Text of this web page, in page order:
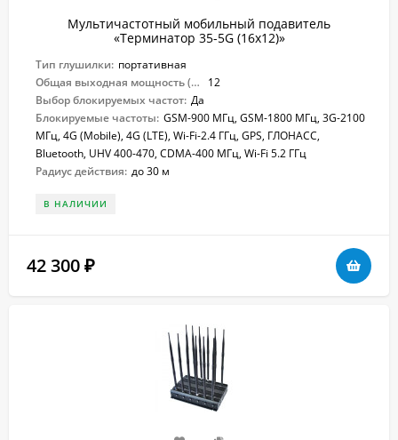
Мультичастотный мобильный подавитель
«Терминатор 35-5G (16х12)»
Тип глушилки: портативная
Общая выходная мощность (Вт):
12
Выбор блокируемых частот: Да
Блокируемые частоты: GSM-900 МГц, GSM-1800 МГц, 3G-2100
МГц, 4G (Mobile), 4G (LTE), Wi-Fi-2.4 ГГц, GPS, ГЛОНАСС,
Bluetooth, UHV 400-470, CDMA-400 МГц, Wi-Fi 5.2 ГГц
Радиус действия: до 30 м
В НАЛИЧИИ
42 300 ₽